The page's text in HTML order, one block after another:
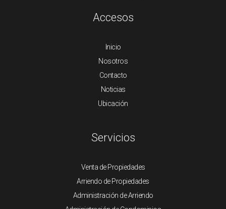
Accesos
Inicio
Nosotros
Contacto
Noticias
Ubicación
Servicios
Venta de Propiedades
Arriendo de Propiedades
Administración de Arriendo